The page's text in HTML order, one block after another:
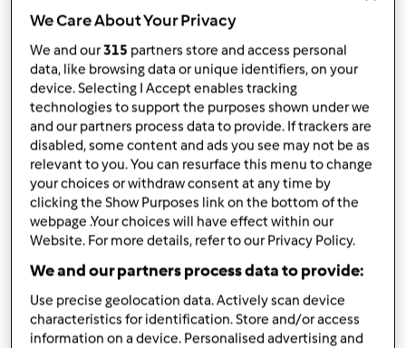
50 gr de àgua
200 gr de natas (1 pacote)
800 gr de leite meio gordo
Adicionar à lista de compras
We Care About Your Privacy
We and our315 partners store and access personal
data, like browsing data or unique identifiers, on your
device. Selecting I Accept enables tracking
technologies to support the purposes shown under we
and our partners process data to provide. If trackers are
disabled, some content and ads you see may not be as
relevant to you. You can resurface this menu to change
your choices or withdraw consent at any time by
clicking the Show Purposes link on the bottom of the
webpage .Your choices will have effect within our
Website. For more details, refer to our Privacy Policy.
We and our partners process data to provide:
Use precise geolocation data. Actively scan device
characteristics for identification. Store and/or access
information on a device. Personalised advertising and